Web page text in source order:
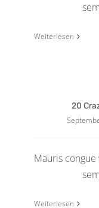
Weiterlesen
20
Mauris
Weiterlesen